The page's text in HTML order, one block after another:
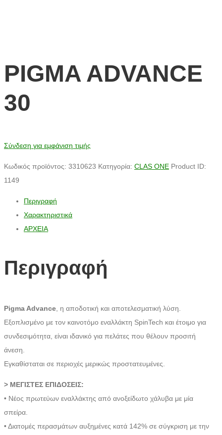
PIGMA ADVANCE
30
Σύνδεση για εμφάνιση τιμής
Κωδικός προϊόντος: 3310623 Κατηγορία: CLAS ONE Product ID:
1149
Περιγραφή
Χαρακτηριστικά
ΑΡΧΕΙΑ
Περιγραφή
Pigma Advance , η αποδοτική και αποτελεσματική λύση.
Εξοπλισμένο με τον καινοτόμο εναλλάκτη SpinTech και έτοιμο για
συνδεσιμότητα, είναι ιδανικό για πελάτες που θέλουν προσιτή
άνεση.
Εγκαθίσταται σε περιοχές μερικώς προστατευμένες.
> ΜΕΓΙΣΤΕΣ ΕΠΙΔΟΣΕΙΣ:
• Νέος πρωτεύων εναλλάκτης από ανοξείδωτο χάλυβα με μία
σπείρα.
• Διατομές περασμάτων αυξημένες κατά 142% σε σύγκριση με την